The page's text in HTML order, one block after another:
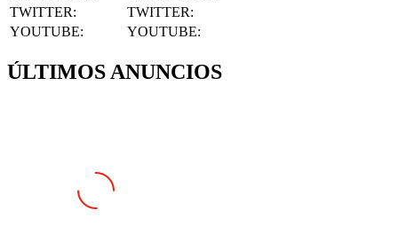
YOUTUBE
YOUTUBE: